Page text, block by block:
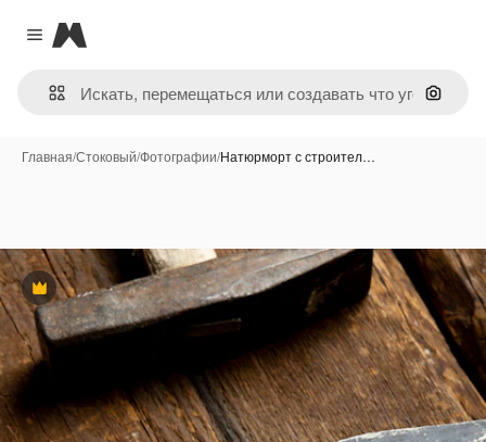
Close menu
Magnific
Поиск
Главная/Стоковый/Фотографии/Натюрморт с строител…
Премиум